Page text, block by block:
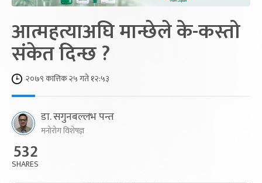
आत्महत्याअघि मान्छेले के-कस्तो
संकेत दिन्छ ?
२०७९ कात्तिक २५ गते १२:५३
डा. सगुनबल्लभ पन्त
मनोरोग विशेषज्ञ
532
SHARES